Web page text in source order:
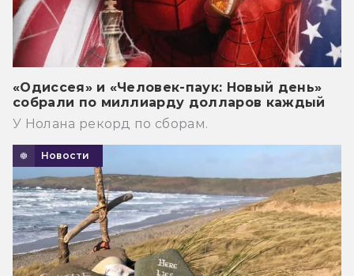
«Одиссея» и «Человек-паук: Новый день»
собрали по миллиарду долларов каждый
У Нолана рекорд по сборам.
Новости